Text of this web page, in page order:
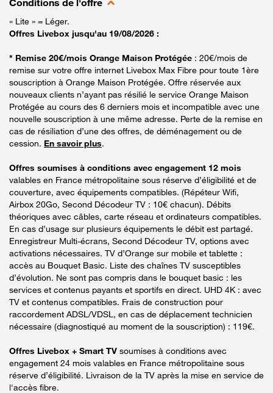
« Lite » = Léger.
Offres Livebox jusqu'au 19/08/2026 :
* Remise 20€/mois Orange Maison Protégée : 20€/mois de
remise sur votre offre internet Livebox Max Fibre pour toute 1ère
souscription à Orange Maison Protégée. Offre réservée aux
nouveaux clients n’ayant pas résilié le service Orange Maison
Protégée au cours des 6 derniers mois et incompatible avec une
nouvelle souscription à une même adresse. Perte de la remise en
cas de résiliation d’une des offres, de déménagement ou de
cession. En savoir plus.
Offres soumises à conditions avec engagement 12 mois
valables en France métropolitaine sous réserve d’éligibilité et de
couverture, avec équipements compatibles. (Répéteur Wifi,
Airbox 20Go, Second Décodeur TV : 10€ chacun). Débits
théoriques avec câbles, carte réseau et ordinateurs compatibles.
En cas d’usage sur plusieurs équipements le débit est partagé.
Enregistreur Multi-écrans, Second Décodeur TV, options avec
activations nécessaires. TV d’Orange sur mobile et tablette :
accès au Bouquet Basic. Liste des chaînes TV susceptibles
d’évolution. Ne sont pas compris dans le bouquet basic : les
services et contenus payants et sportifs en direct. UHD 4K : avec
TV et contenus compatibles. Frais de construction pour
raccordement ADSL/VDSL, en cas de déplacement technicien
nécessaire (diagnostiqué au moment de la souscription) : 119€.
Offres Livebox + Smart TV soumises à conditions avec
engagement 24 mois valables en France métropolitaine sous
réserve d’éligibilité. Livraison de la TV après la mise en service de
l'accès fibre.